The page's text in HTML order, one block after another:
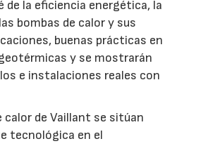
de la eficiencia energética, la
bombas de calor y sus
buenas prácticas en
y se mostrarán
e instalaciones reales con
calor de Vaillant se sitúan
tecnológica en el